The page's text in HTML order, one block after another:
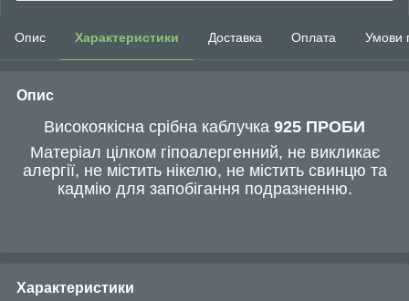
Опис Характеристики Доставка Оплата Умови
Опис
Високоякісна срібна каблучка 925 ПРОБИ
Матеріал цілком гіпоалергенний, не викликає
алергії, не містить нікелю, не містить свинцю та
кадмію для запобігання подразненню.
Характеристики